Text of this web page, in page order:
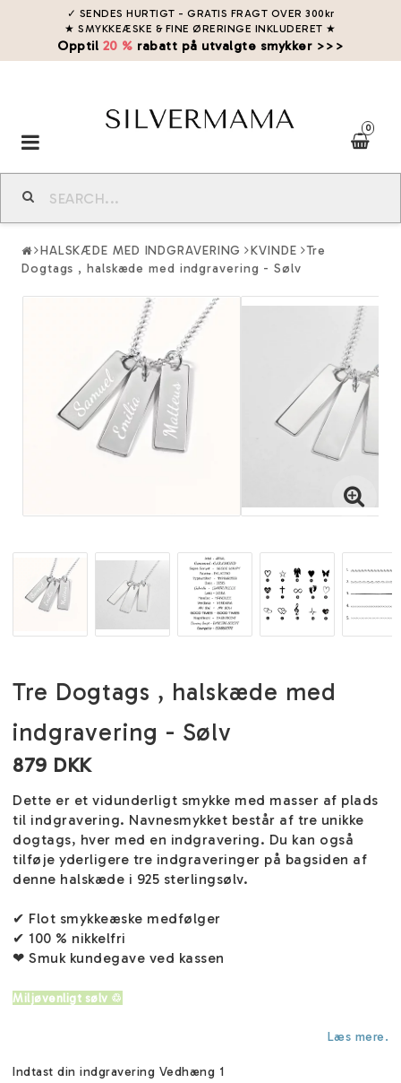
✓ SENDES HURTIGT - GRATIS FRAGT OVER 300kr
★ SMYKKEÆSKE & FINE ØRERINGE INKLUDERET ★
Opptil 20 % rabatt på utvalgte smykker >>>
0
Toggle
navigation
HALSKÆDE MED INDGRAVERING KVINDE
Tre
Dogtags , halskæde med indgravering - Sølv
Tre Dogtags , halskæde med
indgravering - Sølv
879 DKK
Dette er et vidunderligt smykke med masser af plads
til indgravering. Navnesmykket består af tre unikke
dogtags, hver med en indgravering. Du kan også
tilføje yderligere tre indgraveringer på bagsiden af
denne halskæde i 925 sterlingsølv.
✔ Flot smykkeæske medfølger
✔ 100 % nikkelfri
❤ Smuk kundegave ved kassen
Miljøvenligt sølv ♲
Læs mere.
Indtast din indgravering Vedhæng 1